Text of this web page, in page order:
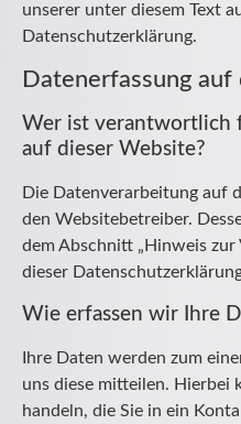
unserer unter diesem Text
Datenschutzerklärung.
Datenerfassung
Wer ist verantwortlich
auf dieser Website?
Die Datenverarbeitung auf
den Websitebetreiber.
dem Abschnitt „Hinweis
dieser
Wie erfassen wir Ihre
Ihre Daten werden zum
uns diese mitteilen. Hierbei
handeln, die Sie in ein